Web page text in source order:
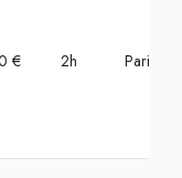
€ 2h Paris,